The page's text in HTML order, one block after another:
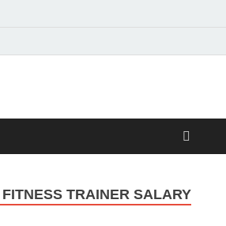
Chillout Waves
Relaxing Music
Ferienwohnungen zum Verlieben!
FITNESS TRAINER SALARY